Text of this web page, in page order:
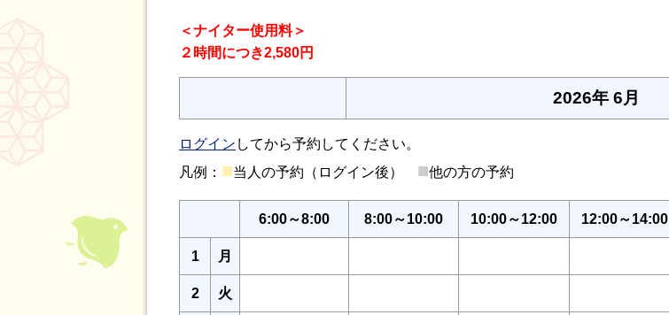
＜ナイター使用料＞
２時間につき2,580円
2026年 6月
ログイン してから予約してください。
凡例： ■当人の予約（ログイン後） ■他の方の予約
6:00～8:00 8:00～10:00 10:00～12:00 12:00～14:00
1 月
2 火